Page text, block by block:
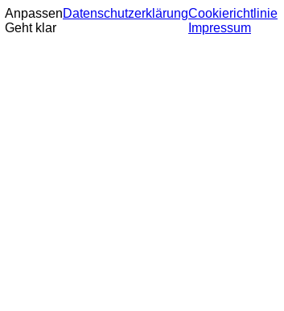
Anpassen
Geht klar
DatenschutzerklärungCookierichtlinie
Impressum